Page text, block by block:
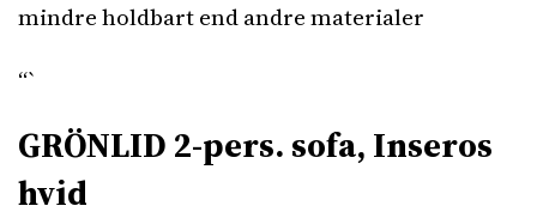
mindre holdbart end andre materialer
“`
GRÖNLID 2-pers. sofa, Inseros
hvid